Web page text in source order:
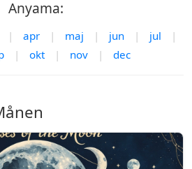
Anyama:
| apr | maj | jun | jul
|
| okt | nov | dec